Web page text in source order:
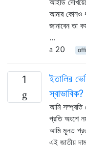
আমার কোনও
জানাবেন তা
…
20
1
ইতালির
স্বাভাবিক?
আমি সম্প্রতি
প্রতি অংশে
আমি মূলত
এই জাতীয়